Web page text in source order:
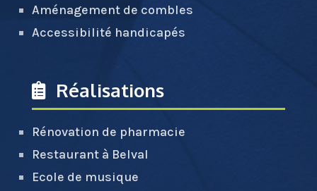
Aménagement de combles
Accessibilité handicapés
Réalisations
Rénovation de pharmacie
Restaurant à Belval
Ecole de musique